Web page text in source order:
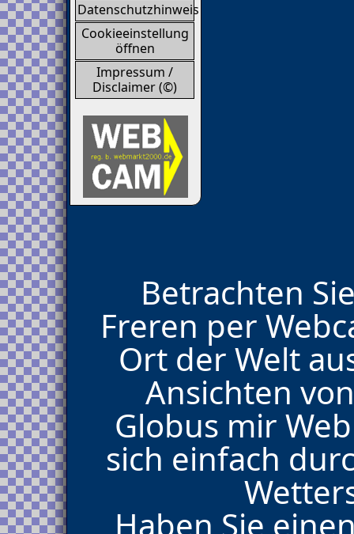
Datenschutzhinweis
Cookieeinstellung
öffnen
Impressum /
Disclaimer (©)
Betrachten
Freren per
Ort der Welt
Ansichten
Globus mir
sich einfach
Haben Sie